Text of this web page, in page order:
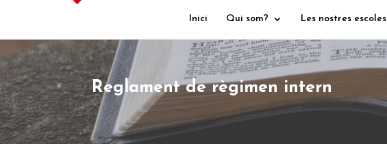
Inici Qui som? Les nostres escoles
Reglament de règimen intern